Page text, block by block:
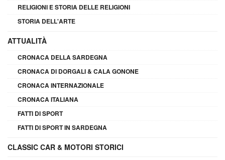
RELIGIONI E STORIA DELLE RELIGIONI
STORIA DELL'ARTE
ATTUALITÀ
CRONACA DELLA SARDEGNA
CRONACA DI DORGALI & CALA GONONE
CRONACA INTERNAZIONALE
CRONACA ITALIANA
FATTI DI SPORT
FATTI DI SPORT IN SARDEGNA
CLASSIC CAR & MOTORI STORICI